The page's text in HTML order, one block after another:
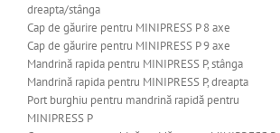
dreapta/stânga
Cap de găurire pentru MINIPRESS P 8 axe
Cap de găurire pentru MINIPRESS P 9 axe
Mandrină rapida pentru MINIPRESS P, stânga
Mandrină rapida pentru MINIPRESS P, dreapta
Port burghiu pentru mandrină rapidă pentru
MINIPRESS P